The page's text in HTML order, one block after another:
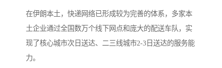
在伊朗本土，快递网络已形成较为完善的体系，多家本
土企业通过全国数万个线下网点和庞大的配送车队，实
现了核心城市次日送达、二三线城市2-3日送达的服务能
力。